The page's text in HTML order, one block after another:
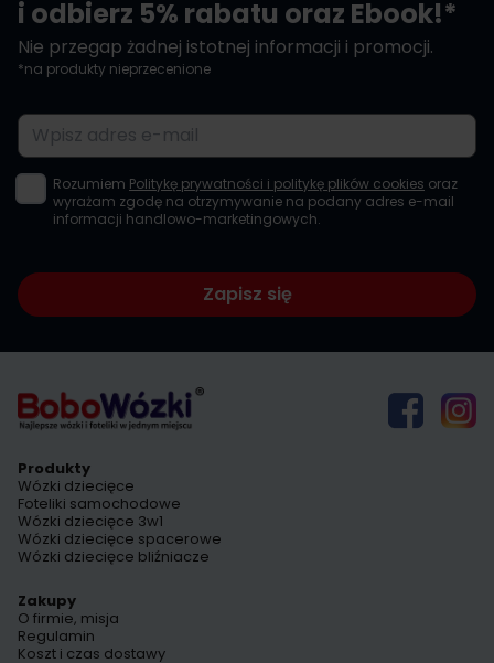
i odbierz 5% rabatu oraz Ebook!*
Nie przegap żadnej istotnej informacji i promocji.
*na produkty nieprzecenione
Adres e-mail
Rozumiem Politykę prywatności i politykę plików cookies oraz
wyrażam zgodę na otrzymywanie na podany adres e-mail
informacji handlowo-marketingowych.
Zapisz się
Produkty
Wózki dziecięce
Foteliki samochodowe
Wózki dziecięce 3w1
Wózki dziecięce spacerowe
Wózki dziecięce bliźniacze
Zakupy
O firmie, misja
Regulamin
Koszt i czas dostawy